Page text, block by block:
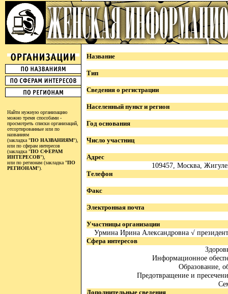
Найти нужную организацию
можно тремя способами -
просмотреть списки организаций,
отсортированные или по
названиям
(закладка "ПО НАЗВАНИЯМ"),
или по сферам интересов
(закладка "ПО СФЕРАМ
ИНТЕРЕСОВ"),
или по регионам (закладка "ПО
РЕГИОНАМ").
Название
Тип
Сведения о регистрации
Населенный пункт и регион
Год основания
Число участниц
Адрес
109457, Москва,
Телефон
Факс
Электронная почта
Участницы организации
Урмина Ирина Александровна √ президент
Сфера интересов
Информационное
Образование,
Предотвращение и
Дополнительные сведения